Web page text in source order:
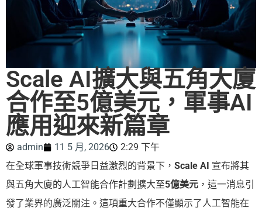
Scale AI擴大與五角大廈
合作至5億美元，軍事AI
應用迎來新篇章
admin 11 5 月, 2026
2:29 下午
在全球軍事技術競爭日益激烈的背景下， Scale AI 宣布將其
與五角大廈的人工智能合作計劃擴大至5億美元 ，這一消息引
發了業界的廣泛關注。這項重大合作不僅顯示了人工智能在